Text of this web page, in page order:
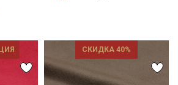
СКИДКА 40%
от Купава